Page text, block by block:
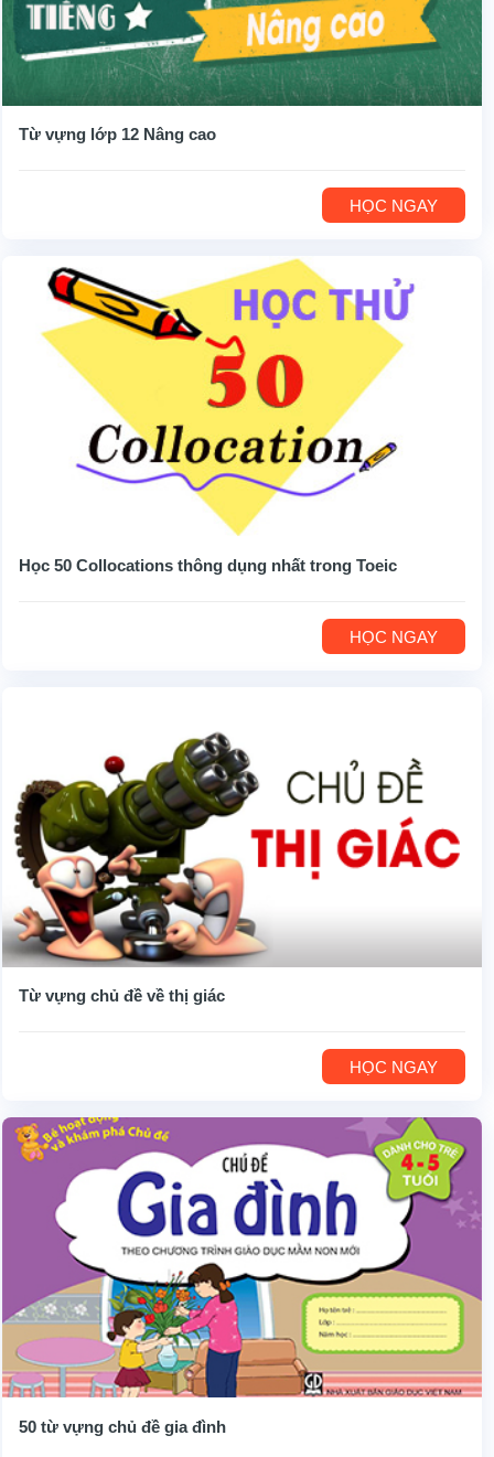
Từ vựng lớp 12 Nâng cao
HỌC NGAY
Học 50 Collocations thông dụng nhất trong Toeic
HỌC NGAY
Từ vựng chủ đề về thị giác
HỌC NGAY
50 từ vựng chủ đề gia đình